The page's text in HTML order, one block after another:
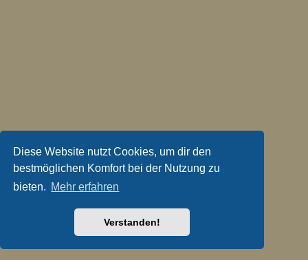
Diese Website nutzt Cookies, um dir den
bestmöglichen Komfort bei der Nutzung zu
bieten. Mehr erfahren
Verstanden!